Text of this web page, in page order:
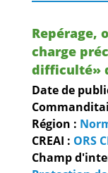
Repérage,
charge
difficulté»
Date de
Région :
CREAI : ORS
Champ